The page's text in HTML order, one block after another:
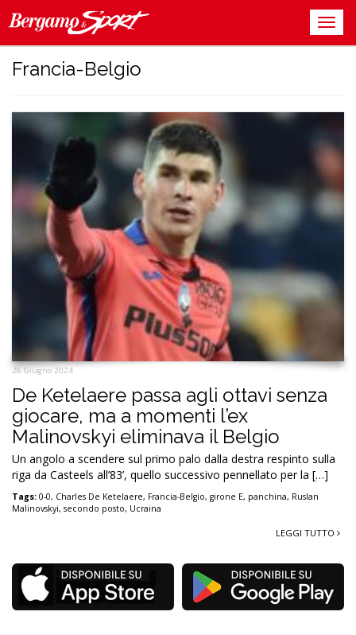
Francia-Belgio
26 Giugno 2024
De Ketelaere passa agli ottavi senza
giocare, ma a momenti l’ex
Malinovskyi eliminava il Belgio
Un angolo a scendere sul primo palo dalla destra respinto sulla
riga da Casteels all’83’, quello successivo pennellato per la […]
Tags: 0-0, Charles De Ketelaere, Francia-Belgio, girone E, panchina, Ruslan
Malinovskyi, secondo posto, Ucraina
LEGGI TUTTO